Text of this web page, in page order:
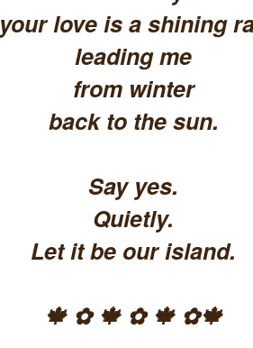
your love is a shining
leading me
from winter
back to the sun.
Say yes.
Quietly.
Let it be our island.
🍁 ✿ 🍁 ✿ 🍁 ✿🍁